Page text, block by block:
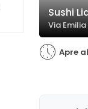
Sushi
Via
Apre